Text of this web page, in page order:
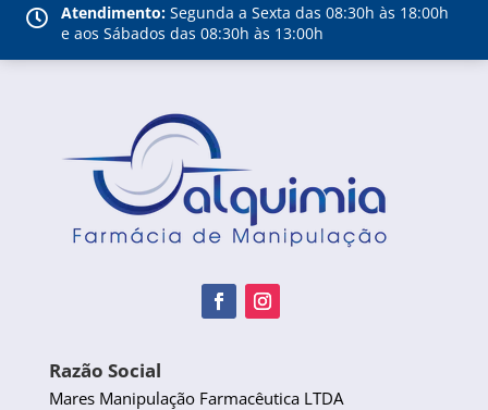
 Atendimento: Segunda a Sexta das 08:30h às 18:00h
e aos Sábados das 08:30h às 13:00h
Razão Social
Mares Manipulação Farmacêutica LTDA